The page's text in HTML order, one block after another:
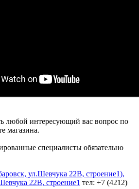
любой интересующий вас вопрос по
магазина.
специалисты обязательно
ул.Шевчука 22В, строение1),
22В, строение1 тел: +7 (4212)